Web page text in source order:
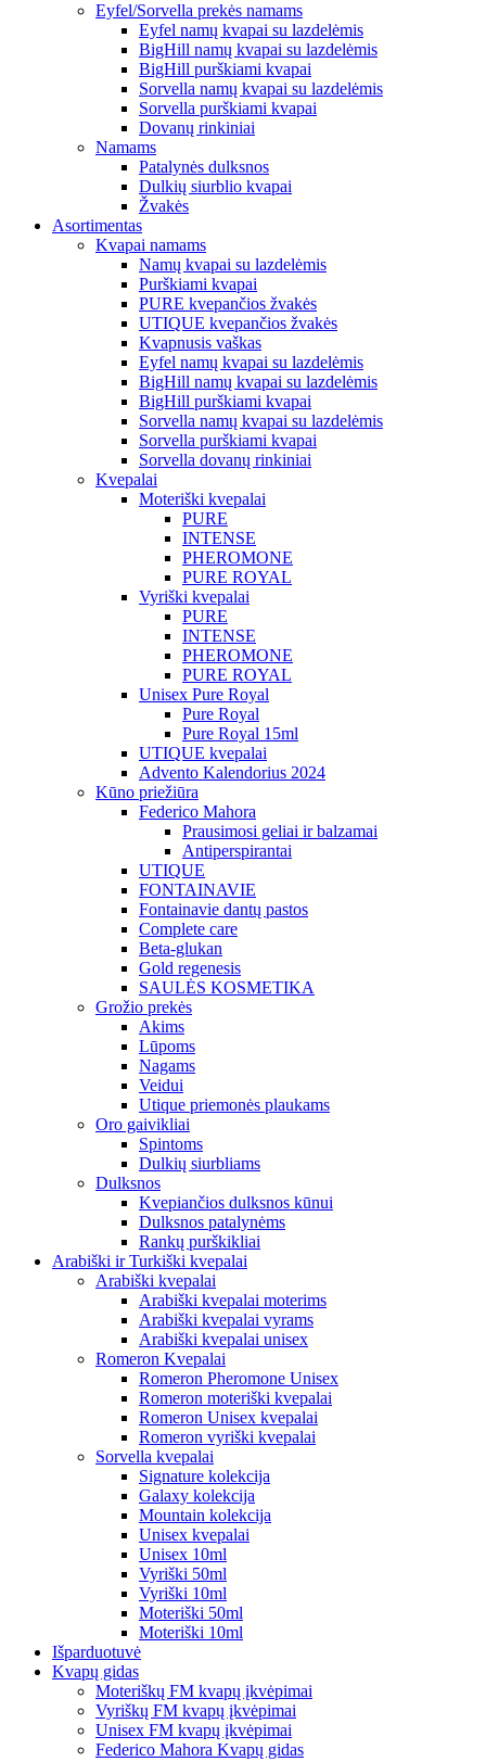
Eyfel/Sorvella prekės namams
Eyfel namų kvapai su lazdelėmis
BigHill namų kvapai su lazdelėmis
BigHill purškiami kvapai
Sorvella namų kvapai su lazdelėmis
Sorvella purškiami kvapai
Dovanų rinkiniai
Namams
Patalynės dulksnos
Dulkių siurblio kvapai
Žvakės
Asortimentas
Kvapai namams
Namų kvapai su lazdelėmis
Purškiami kvapai
PURE kvepančios žvakės
UTIQUE kvepančios žvakės
Kvapnusis vaškas
Eyfel namų kvapai su lazdelėmis
BigHill namų kvapai su lazdelėmis
BigHill purškiami kvapai
Sorvella namų kvapai su lazdelėmis
Sorvella purškiami kvapai
Sorvella dovanų rinkiniai
Kvepalai
Moteriški kvepalai
PURE
INTENSE
PHEROMONE
PURE ROYAL
Vyriški kvepalai
PURE
INTENSE
PHEROMONE
PURE ROYAL
Unisex Pure Royal
Pure Royal
Pure Royal 15ml
UTIQUE kvepalai
Advento Kalendorius 2024
Kūno priežiūra
Federico Mahora
Prausimosi geliai ir balzamai
Antiperspirantai
UTIQUE
FONTAINAVIE
Fontainavie dantų pastos
Complete care
Beta-glukan
Gold regenesis
SAULĖS KOSMETIKA
Grožio prekės
Akims
Lūpoms
Nagams
Veidui
Utique priemonės plaukams
Oro gaivikliai
Spintoms
Dulkių siurbliams
Dulksnos
Kvepiančios dulksnos kūnui
Dulksnos patalynėms
Rankų purškikliai
Arabiški ir Turkiški kvepalai
Arabiški kvepalai
Arabiški kvepalai moterims
Arabiški kvepalai vyrams
Arabiški kvepalai unisex
Romeron Kvepalai
Romeron Pheromone Unisex
Romeron moteriški kvepalai
Romeron Unisex kvepalai
Romeron vyriški kvepalai
Sorvella kvepalai
Signature kolekcija
Galaxy kolekcija
Mountain kolekcija
Unisex kvepalai
Unisex 10ml
Vyriški 50ml
Vyriški 10ml
Moteriški 50ml
Moteriški 10ml
Išparduotuvė
Kvapų gidas
Moteriškų FM kvapų įkvėpimai
Vyriškų FM kvapų įkvėpimai
Unisex FM kvapų įkvėpimai
Federico Mahora Kvapų gidas